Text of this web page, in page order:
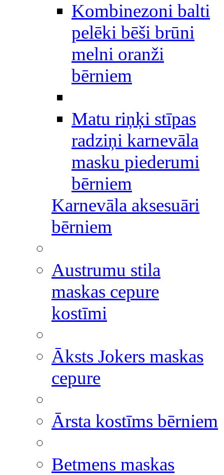
Kombinezoni balti
pelēki bēši brūni
melni oranži
bērniem
Matu riņķi stīpas
radziņi karnevāla
masku piederumi
bērniem
Karnevāla aksesuāri
bērniem
Austrumu stila
maskas cepure
kostīmi
Āksts Jokers maskas
cepure
Ārsta kostīms bērniem
Betmens maskas